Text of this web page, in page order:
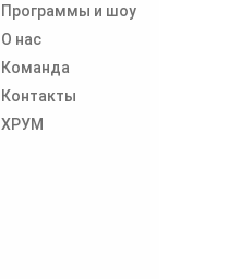
Программы и шоу
О нас
Команда
Контакты
ХРУМ